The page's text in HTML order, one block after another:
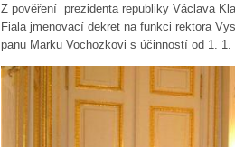
Z pověření prezidenta republiky Václava
Fiala jmenovací dekret na funkci rektora
panu Marku Vochozkovi s účinností od 1.